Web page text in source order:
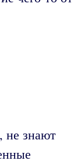
не знают